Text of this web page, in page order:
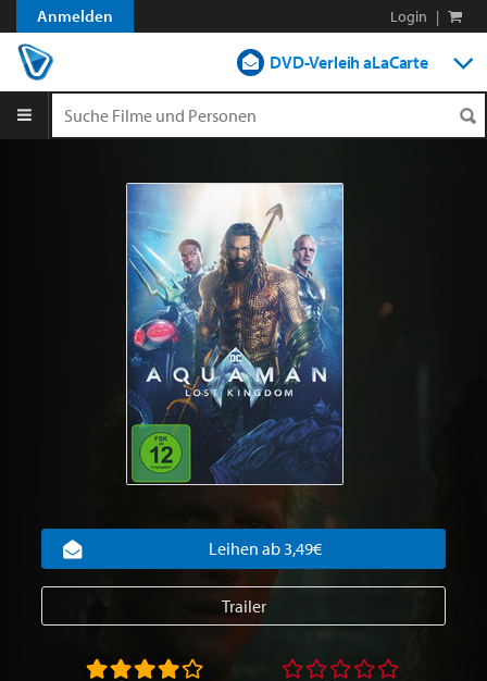
Anmelden Login |
DVD-Verleih aLaCarte
Shop
Blog
Leihen ab 3,49€
Trailer